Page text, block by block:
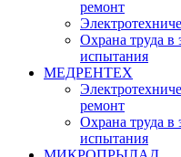
ремонт
Охрана труда в
испытания
МЕДРЕНТЕХ
ремонт
Охрана труда в
испытания